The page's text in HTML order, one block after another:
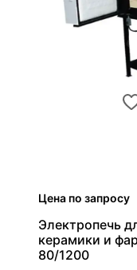
Цена по запросу
Электропечь
керамики и
80/1200